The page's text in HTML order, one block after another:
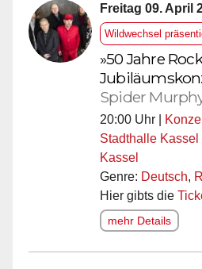
Freitag 09. April
Wildwechsel
»50 Jahre
Spider
20:00 Uhr |
Stadthalle
Kassel
Genre: Deutsch,
Hier gibts die
mehr Details